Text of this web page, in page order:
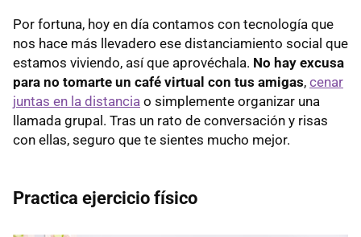
Por fortuna, hoy en día contamos con tecnología que
nos hace más llevadero ese distanciamiento social que
estamos viviendo, así que aprovéchala. No hay excusa
para no tomarte un café virtual con tus amigas, cenar
juntas en la distancia o simplemente organizar una
llamada grupal. Tras un rato de conversación y risas
con ellas, seguro que te sientes mucho mejor.
Practica ejercicio físico